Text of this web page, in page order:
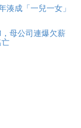
湊成「一兒一女」
母公司連爆欠薪